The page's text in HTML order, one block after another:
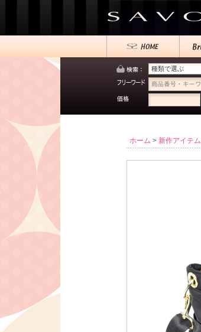
ホーム > 新作アイテム